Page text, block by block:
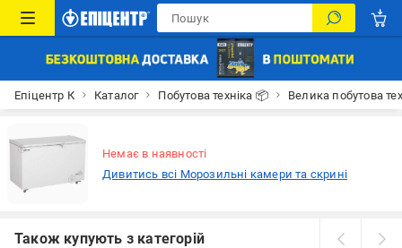
Епіцентр К Каталог Побутова техніка 📦 Велика побутова
Немає в наявності
Дивитись всі Морозильні камери та скрині
Також купують з категорій